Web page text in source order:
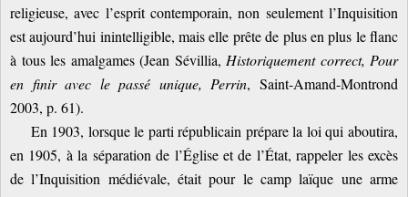
religieuse, avec l’esprit contemporain, non seulement l’Inquisition
est aujourd’hui inintelligible, mais elle prête de plus en plus le flanc
à tous les amalgames (Jean Sévillia, Historiquement correct, Pour
en finir avec le passé unique, Perrin, Saint-Amand-Montrond
2003, p. 61).
En 1903, lorsque le parti républicain prépare la loi qui aboutira,
en 1905, à la séparation de l’Église et de l’État, rappeler les excès
de l’Inquisition médiévale, était pour le camp laïque une arme